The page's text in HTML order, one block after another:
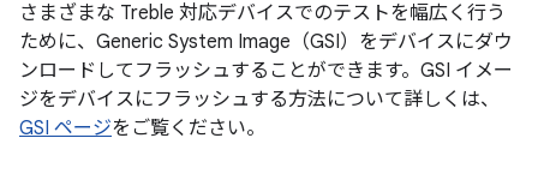
さまざまな Treble 対応デバイスでのテストを幅広く行う
ために、Generic System Image（GSI）をデバイスにダウ
ンロードしてフラッシュすることができます。GSI イメー
ジをデバイスにフラッシュする方法について詳しくは、
GSI ページをご覧ください。